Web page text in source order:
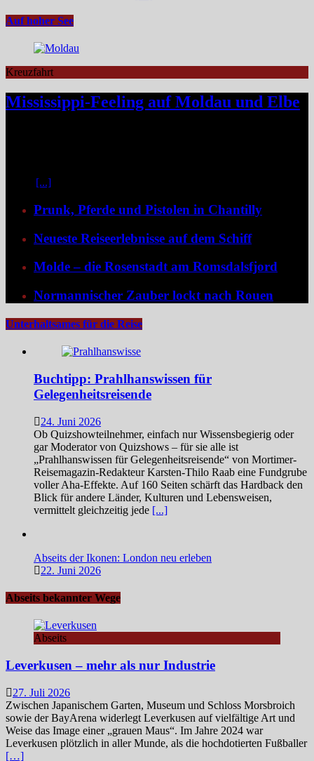
Auf hoher See
Kreuzfahrt
Mississippi-Feeling auf Moldau und Elbe
[...]
Prunk, Pferde und Pistolen in Chantilly
Neueste Reiseerlebnisse auf dem Schiff
Molde – die Rosenstadt am Romsdalsfjord
Normannischer Zauber lockt nach Rouen
Unterhaltsames für die Reise
Buchtipp: Prahlhanswissen für
Gelegenheitsreisende
24. Juni 2026
Ob Quizshowteilnehmer, einfach nur Wissensbegierig oder
gar Moderator von Quizshows – für sie alle ist
„Prahlhanswissen für Gelegenheitsreisende“ von Mortimer-
Reisemagazin-Redakteur Karsten-Thilo Raab eine Fundgrube
voller Aha-Effekte. Auf 160 Seiten schärft das Hardback den
Blick für andere Länder, Kulturen und Lebensweisen,
vermittelt gleichzeitig jede [...]
Abseits der Ikonen: London neu erleben
22. Juni 2026
Abseits bekannter Wege
Abseits
Leverkusen – mehr als nur Industrie
27. Juli 2026
Zwischen Japanischem Garten, Museum und Schloss Morsbroich
sowie der BayArena widerlegt Leverkusen auf vielfältige Art und
Weise das Image einer „grauen Maus“. Im Jahre 2024 war
Leverkusen plötzlich in aller Munde, als die hochdotierten Fußballer
[…]